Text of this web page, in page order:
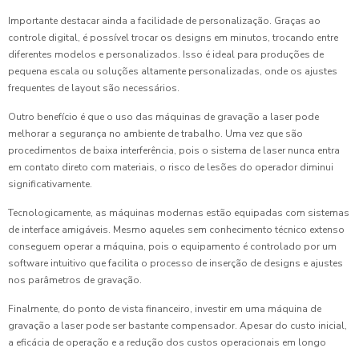
Importante destacar ainda a facilidade de personalização. Graças ao
controle digital, é possível trocar os designs em minutos, trocando entre
diferentes modelos e personalizados. Isso é ideal para produções de
pequena escala ou soluções altamente personalizadas, onde os ajustes
frequentes de layout são necessários.
Outro benefício é que o uso das máquinas de gravação a laser pode
melhorar a segurança no ambiente de trabalho. Uma vez que são
procedimentos de baixa interferência, pois o sistema de laser nunca entra
em contato direto com materiais, o risco de lesões do operador diminui
significativamente.
Tecnologicamente, as máquinas modernas estão equipadas com sistemas
de interface amigáveis. Mesmo aqueles sem conhecimento técnico extenso
conseguem operar a máquina, pois o equipamento é controlado por um
software intuitivo que facilita o processo de inserção de designs e ajustes
nos parâmetros de gravação.
Finalmente, do ponto de vista financeiro, investir em uma máquina de
gravação a laser pode ser bastante compensador. Apesar do custo inicial,
a eficácia de operação e a redução dos custos operacionais em longo